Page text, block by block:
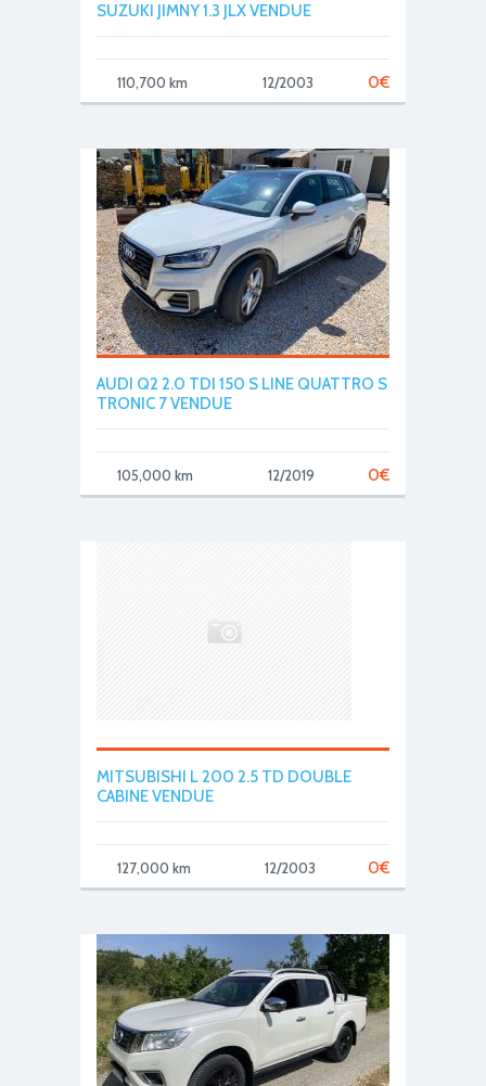
SUZUKI JIMNY 1.3 JLX VENDUE
0€
110,700 km 12/2003
AUDI Q2 2.0 TDI 150 S LINE QUATTRO S
TRONIC 7 VENDUE
0€
105,000 km 12/2019
MITSUBISHI L 200 2.5 TD DOUBLE
CABINE VENDUE
0€
127,000 km 12/2003